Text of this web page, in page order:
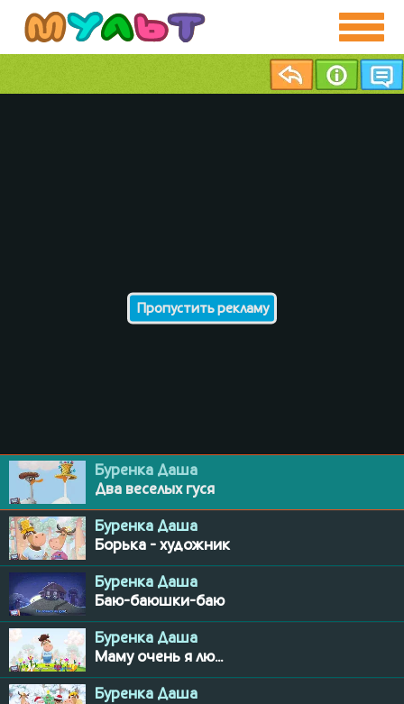
Пропустить рекламу
Буренка Даша
Два веселых гуся
Буренка Даша
Борька - художник
Буренка Даша
Баю-баюшки-баю
Буренка Даша
Маму очень я лю...
Буренка Даша